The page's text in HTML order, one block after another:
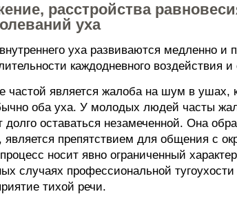
расстройства
уха
уха развиваются медленно и
каждодневного воздействия
частой является жалоба на шум в ушах,
оба уха. У молодых людей часты
оставаться незамеченной. Она
является препятствием для общения с
носит явно ограниченный
случаях профессиональной
тихой речи.